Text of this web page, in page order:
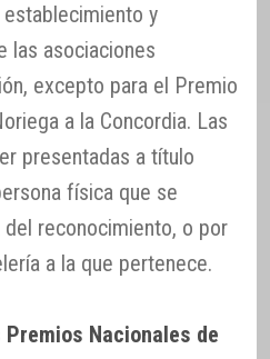
y
las asociaciones
excepto para el Premio
a la Concordia. Las
presentadas a título
física que se
reconocimiento, o por
a la que pertenece.
Premios Nacionales de